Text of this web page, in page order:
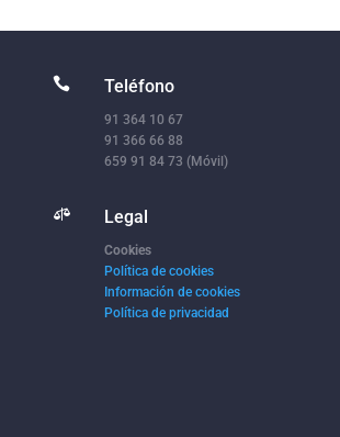
 Teléfono
91 364 10 67
91 366 66 88
659 91 84 73 (Móvil)
 Legal
Cookies
Política de cookies
Información de cookies
Política de privacidad